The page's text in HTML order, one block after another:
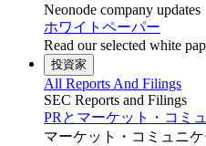
Neonode company updates
ホワイトペーパー
Read our selected white
投資家
All Reports And Filings
SEC Reports and Filings
PRとマーケット・コミ
マーケット・コミュニ